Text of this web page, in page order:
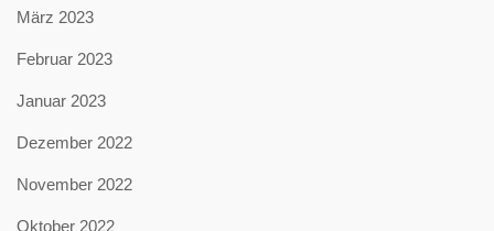
März 2023
Februar 2023
Januar 2023
Dezember 2022
November 2022
Oktober 2022